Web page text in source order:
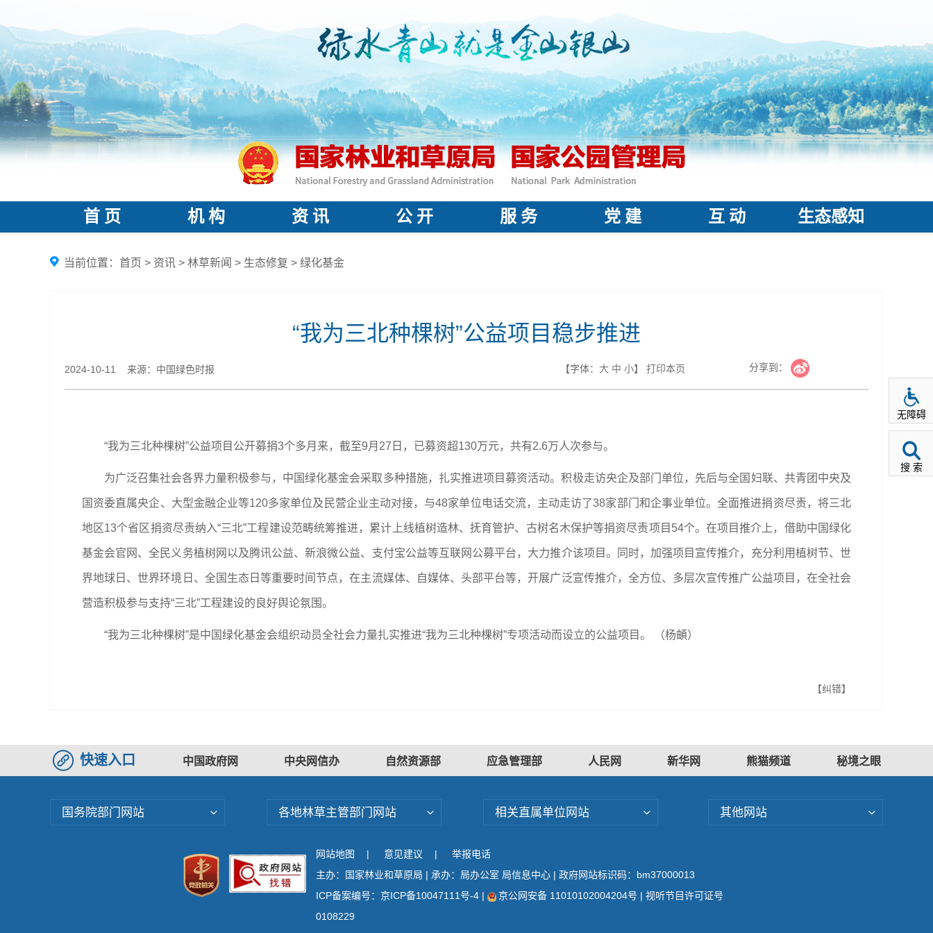
首 页 机 构 资 讯 公 开 服 务 党 建 互 动 生态感知
当前位置： 首页 > 资讯 > 林草新闻 > 生态修复 > 绿化基金
“我为三北种棵树”公益项目稳步推进
2024-10-11 来源：中国绿色时报 【字体： 大 中 小】 打印本页 分享到：
“我为三北种棵树”公益项目公开募捐3个多月来，截至9月27日，已募资超130万元，共有2.6万人次参与。
为广泛召集社会各界力量积极参与，中国绿化基金会采取多种措施，扎实推进项目募资活动。积极走访央企及部门单位，先后与全国妇联、共青团中央及
国资委直属央企、大型金融企业等120多家单位及民营企业主动对接，与48家单位电话交流，主动走访了38家部门和企事业单位。全面推进捐资尽责，将三北
地区13个省区捐资尽责纳入“三北”工程建设范畴统筹推进，累计上线植树造林、抚育管护、古树名木保护等捐资尽责项目54个。在项目推介上，借助中国绿化
基金会官网、全民义务植树网以及腾讯公益、新浪微公益、支付宝公益等互联网公募平台，大力推介该项目。同时，加强项目宣传推介，充分利用植树节、世
界地球日、世界环境日、全国生态日等重要时间节点，在主流媒体、自媒体、头部平台等，开展广泛宣传推介，全方位、多层次宣传推广公益项目，在全社会
营造积极参与支持“三北”工程建设的良好舆论氛围。
“我为三北种棵树”是中国绿化基金会组织动员全社会力量扎实推进“我为三北种棵树”专项活动而设立的公益项目。 （杨頔）
【纠错】
快速入口 中国政府网 中央网信办 自然资源部 应急管理部 人民网 新华网 熊猫频道 秘境之眼
国务院部门网站 各地林草主管部门网站 相关直属单位网站 其他网站
网站地图 | 意见建议 |
举报电话
主办：国家林业和草原局 | 承办：局办公室 局信息中心 | 政府网站标识码：bm37000013
ICP备案编号：京ICP备10047111号-4 | 京公网安备 11010102004204号 | 视听节目许可证号
0108229
无障碍
搜 索